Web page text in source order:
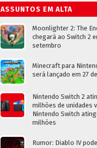
ASSUNTOS EM ALTA
Moonlighter 2: The
chegará ao Switch 2
setembro
Minecraft para
será lançado em 27
Nintendo Switch 2
milhões de unidades
Nintendo Switch
milhões
Rumor: Diablo IV